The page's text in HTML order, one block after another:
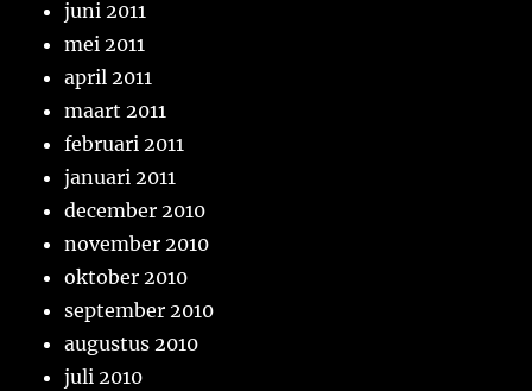
juni 2011
mei 2011
april 2011
maart 2011
februari 2011
januari 2011
december 2010
november 2010
oktober 2010
september 2010
augustus 2010
juli 2010